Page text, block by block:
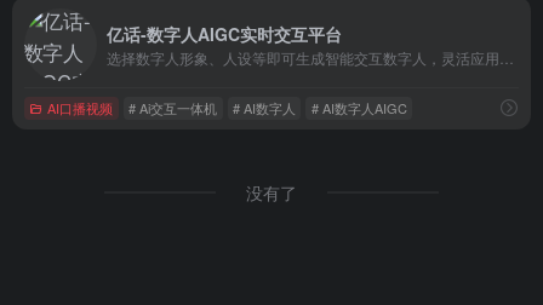
亿话-数字人AIGC实时交互平台
AI口播视频 # Ai交互一体机 # AI数字人 # AI数字人AIGC
没有了